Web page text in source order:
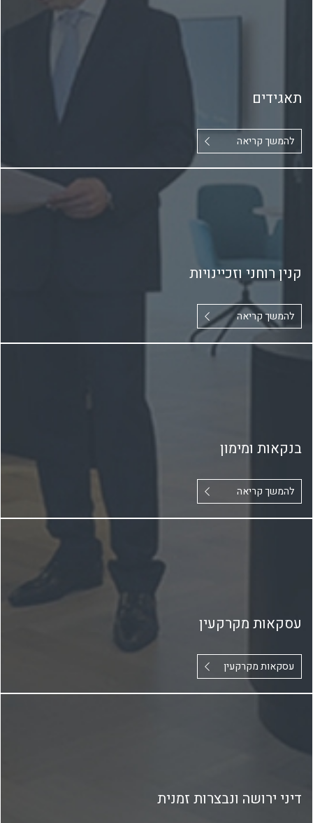
תאגידים
להמשך קריאה
קנין רוחני וזכיינויות
להמשך קריאה
בנקאות ומימון
להמשך קריאה
עסקאות מקרקעין
עסקאות מקרקעין
דיני ירושה ונבצרות זמנית